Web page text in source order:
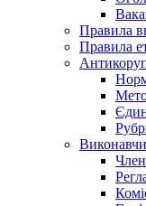
Правила
Правила